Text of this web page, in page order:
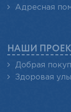
Адресная
НАШИ
Добрая
Здоровая